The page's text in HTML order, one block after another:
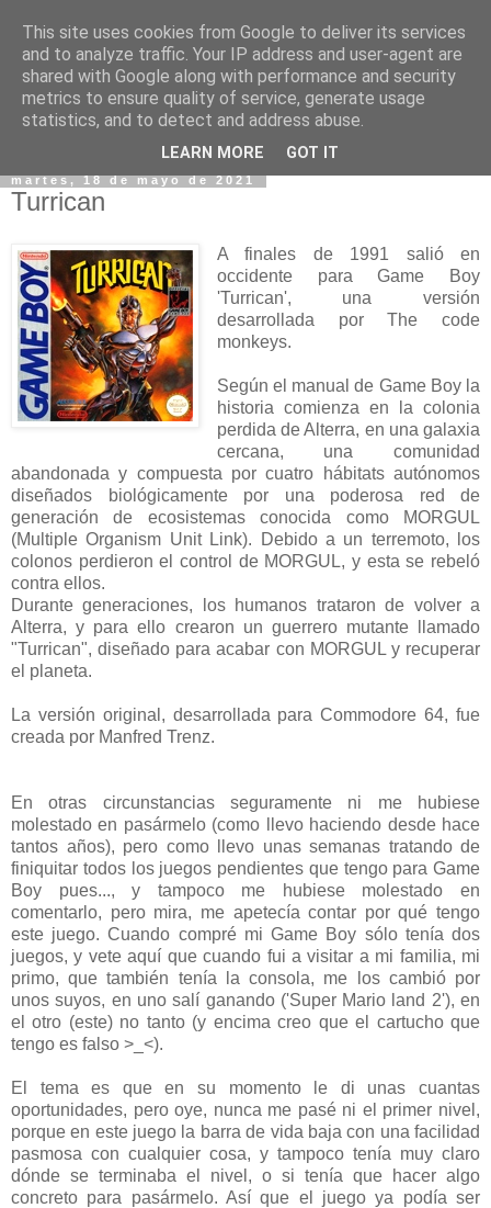
martes, 18 de mayo de 2021
Turrican
A finales de 1991 salió en
occidente para Game Boy
'Turrican', una versión
desarrollada por The code
monkeys.
Según el manual de Game Boy la
historia comienza en la colonia
perdida de Alterra, en una galaxia
cercana, una comunidad
abandonada y compuesta por cuatro hábitats autónomos
diseñados biológicamente por una poderosa red de
generación de ecosistemas conocida como MORGUL
(Multiple Organism Unit Link). Debido a un terremoto, los
colonos perdieron el control de MORGUL, y esta se rebeló
contra ellos.
Durante generaciones, los humanos trataron de volver a
Alterra, y para ello crearon un guerrero mutante llamado
"Turrican", diseñado para acabar con MORGUL y recuperar
el planeta.
La versión original, desarrollada para Commodore 64, fue
creada por Manfred Trenz.
En otras circunstancias seguramente ni me hubiese
molestado en pasármelo (como llevo haciendo desde hace
tantos años), pero como llevo unas semanas tratando de
finiquitar todos los juegos pendientes que tengo para Game
Boy pues..., y tampoco me hubiese molestado en
comentarlo, pero mira, me apetecía contar por qué tengo
este juego. Cuando compré mi Game Boy sólo tenía dos
juegos, y vete aquí que cuando fui a visitar a mi familia, mi
primo, que también tenía la consola, me los cambió por
unos suyos, en uno salí ganando ('Super Mario land 2'), en
el otro (este) no tanto (y encima creo que el cartucho que
tengo es falso >_<).
El tema es que en su momento le di unas cuantas
oportunidades, pero oye, nunca me pasé ni el primer nivel,
porque en este juego la barra de vida baja con una facilidad
pasmosa con cualquier cosa, y tampoco tenía muy claro
dónde se terminaba el nivel, o si tenía que hacer algo
concreto para pasármelo. Así que el juego ya podía ser
This site uses cookies from Google to deliver its services
and to analyze traffic. Your IP address and user-agent are
shared with Google along with performance and security
metrics to ensure quality of service, generate usage
statistics, and to detect and address abuse.
LEARN MORE GOT IT